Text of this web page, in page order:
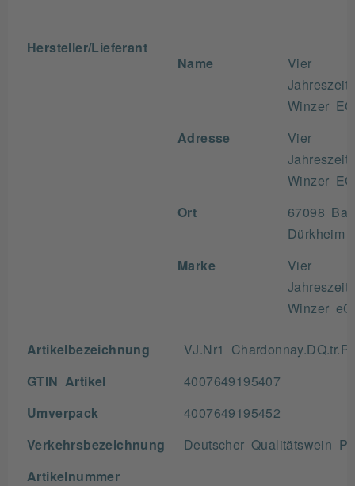
Hersteller/Lieferant
Name
Vier
Winzer EG
Adresse
Vier
Winzer EG
Ort
67098 Bad
Dürkheim
Marke
Vier
Winzer eG
Artikelbezeichnung VJ.Nr1
GTIN Artikel 4007649195407
Umverpack 4007649195452
Verkehrsbezeichnung Deutscher Qualitätswein
Artikelnummer